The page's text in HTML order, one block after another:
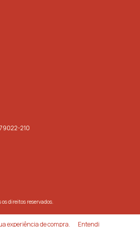
experiência de compra. Entendi
210
direitos reservados.